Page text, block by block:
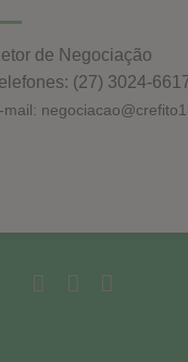
de Negociação
(27) 3024-
mail: